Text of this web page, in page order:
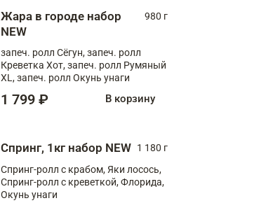
Жара в городе набор
NEW
980 г
запеч. ролл Сёгун, запеч. ролл
Креветка Хот, запеч. ролл Румяный
XL, запеч. ролл Окунь унаги
1 799 ₽ В корзину
Спринг, 1кг набор NEW 1 180 г
Спринг-ролл с крабом, Яки лосось,
Спринг-ролл с креветкой, Флорида,
Окунь унаги